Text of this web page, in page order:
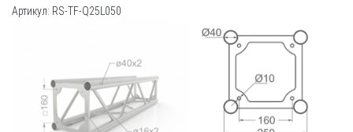
Артикул: RS-TF-Q25L050